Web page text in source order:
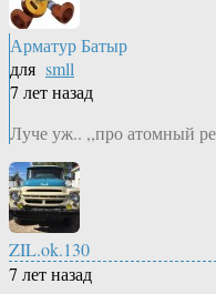
Арматур Батыр
для smll
7 лет назад
Луче уж.. ,,про атомный
ZIL.ok.130
7 лет назад